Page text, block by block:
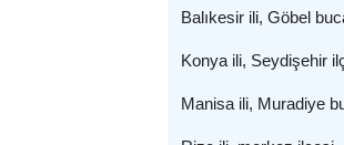
Balıkesir ili, Göbel
Konya ili, Seydişehir
Manisa ili, Muradiye